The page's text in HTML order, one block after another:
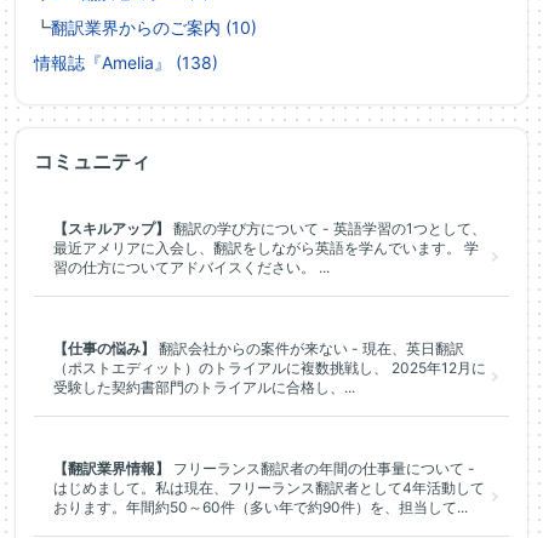
┗翻訳業界からのご案内 (10)
情報誌『Amelia』 (138)
コミュニティ
【スキルアップ】
翻訳の学び方について - 英語学習の1つとして、
最近アメリアに入会し、翻訳をしながら英語を学んでいます。 学
習の仕方についてアドバイスください。 ...
【仕事の悩み】
翻訳会社からの案件が来ない - 現在、英日翻訳
（ポストエディット）のトライアルに複数挑戦し、 2025年12月に
受験した契約書部門のトライアルに合格し、...
【翻訳業界情報】
フリーランス翻訳者の年間の仕事量について -
はじめまして。私は現在、フリーランス翻訳者として4年活動して
おります。年間約50～60件（多い年で約90件）を、担当して...